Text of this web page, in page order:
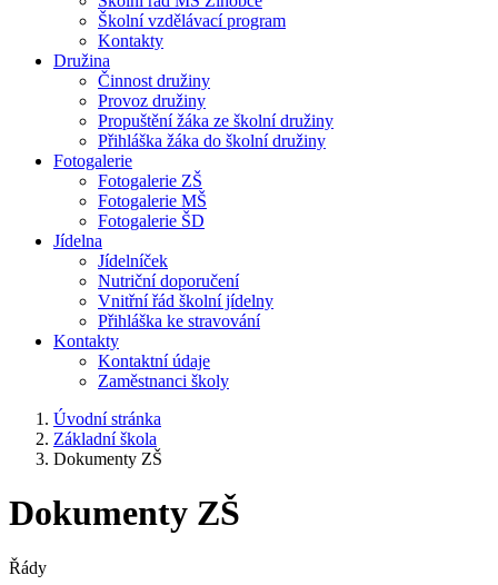
Školní vzdělávací program
Kontakty
Družina
Činnost družiny
Provoz družiny
Propuštění žáka ze školní družiny
Přihláška žáka do školní družiny
Fotogalerie
Fotogalerie ZŠ
Fotogalerie MŠ
Fotogalerie ŠD
Jídelna
Jídelníček
Nutriční doporučení
Vnitřní řád školní jídelny
Přihláška ke stravování
Kontakty
Kontaktní údaje
Zaměstnanci školy
Úvodní stránka
Základní škola
Dokumenty ZŠ
Dokumenty ZŠ
Řády